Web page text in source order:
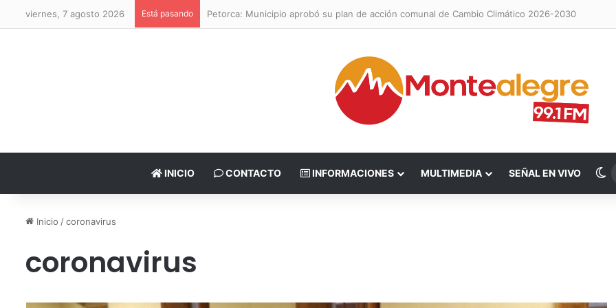
viernes, 7 agosto 2026 Está pasando Petorca: Municipio aprobó su plan de acción comunal de Cambio Climático 2026-2030
INICIO CONTACTO INFORMACIONES MULTIMEDIA SEÑAL EN VIVO
Inicio /coronavirus
coronavirus